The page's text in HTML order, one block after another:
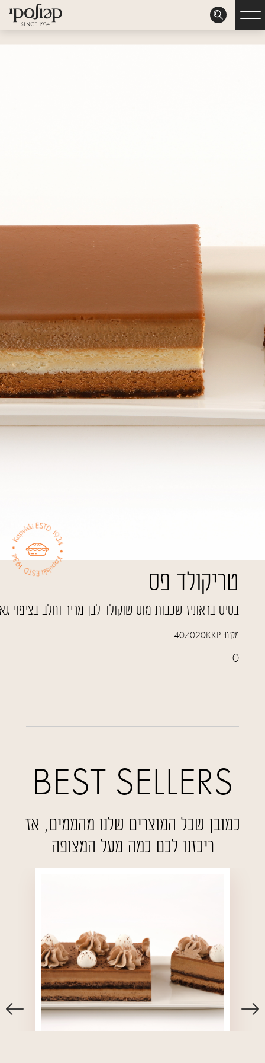
דלג לסרגל הניווט
דלג לתוכן
טריקולד פס
בסיס בראוניז שכבות מוס שוקולד לבן מריר וחלב בציפוי
מק"ט: 407020KKP
0
כמובן שכל המוצרים שלנו מהממים, אז
ריכזנו לכם כמה מעל המצופה